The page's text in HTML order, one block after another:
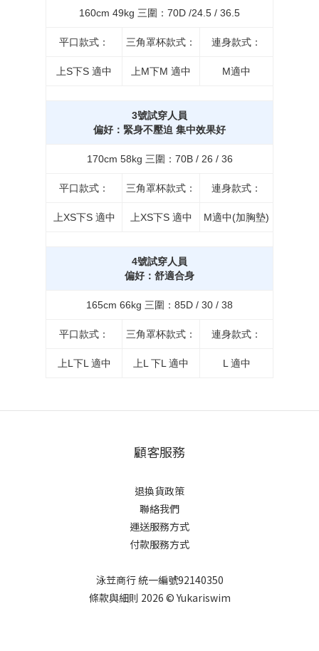
160cm 49kg 三圍：70D /24.5 / 36.5
平口款式： 三角罩杯款式： 連身款式：
上S下S 適中 上M下M 適中 M適中
3號試穿人員
偏好：緊身不壓迫 集中效果好
170cm 58kg 三圍：70B / 26 / 36
平口款式： 三角罩杯款式： 連身款式：
上XS下S 適中 上XS下S 適中 M適中(加胸墊)
4號試穿人員
偏好：舒適合身
165cm 66kg 三圍：85D / 30 / 38
平口款式： 三角罩杯款式： 連身款式：
上L下L 適中 上L 下L 適中 L 適中
顧客服務
退換貨政策
聯絡我們
運送服務方式
付款服務方式
泳苙商行 統一編號92140350
條款與細則 2026 © Yukariswim